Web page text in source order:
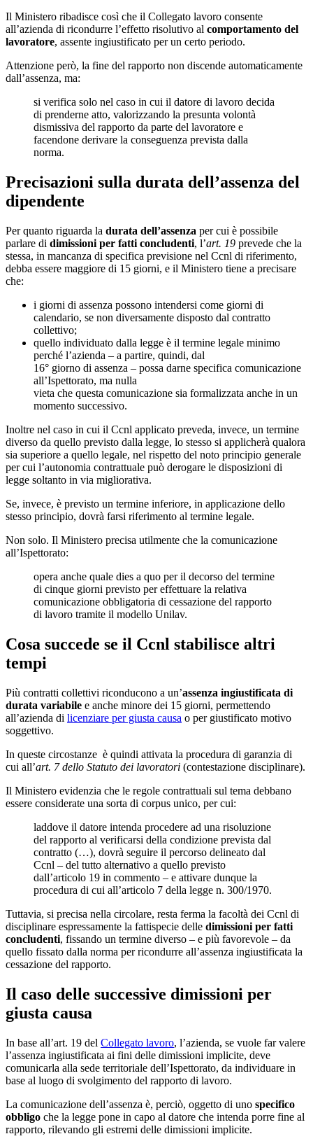
Il Ministero ribadisce così che il Collegato lavoro consente
all’azienda di ricondurre l’effetto risolutivo al comportamento del
lavoratore, assente ingiustificato per un certo periodo.
Attenzione però, la fine del rapporto non discende automaticamente
dall’assenza, ma:
si verifica solo nel caso in cui il datore di lavoro decida
di prenderne atto, valorizzando la presunta volontà
dismissiva del rapporto da parte del lavoratore e
facendone derivare la conseguenza prevista dalla
norma.
Precisazioni sulla durata dell’assenza del
dipendente
Per quanto riguarda la durata dell’assenza per cui è possibile
parlare di dimissioni per fatti concludenti, l’art. 19 prevede che la
stessa, in mancanza di specifica previsione nel Ccnl di riferimento,
debba essere maggiore di 15 giorni, e il Ministero tiene a precisare
che:
i giorni di assenza possono intendersi come giorni di
calendario, se non diversamente disposto dal contratto
collettivo;
quello individuato dalla legge è il termine legale minimo
perché l’azienda – a partire, quindi, dal
16° giorno di assenza – possa darne specifica comunicazione
all’Ispettorato, ma nulla
vieta che questa comunicazione sia formalizzata anche in un
momento successivo.
Inoltre nel caso in cui il Ccnl applicato preveda, invece, un termine
diverso da quello previsto dalla legge, lo stesso si applicherà qualora
sia superiore a quello legale, nel rispetto del noto principio generale
per cui l’autonomia contrattuale può derogare le disposizioni di
legge soltanto in via migliorativa.
Se, invece, è previsto un termine inferiore, in applicazione dello
stesso principio, dovrà farsi riferimento al termine legale.
Non solo. Il Ministero precisa utilmente che la comunicazione
all’Ispettorato:
opera anche quale dies a quo per il decorso del termine
di cinque giorni previsto per effettuare la relativa
comunicazione obbligatoria di cessazione del rapporto
di lavoro tramite il modello Unilav.
Cosa succede se il Ccnl stabilisce altri
tempi
Più contratti collettivi riconducono a un’assenza ingiustificata di
durata variabile e anche minore dei 15 giorni, permettendo
all’azienda di licenziare per giusta causa o per giustificato motivo
soggettivo.
In queste circostanze è quindi attivata la procedura di garanzia di
cui all’art. 7 dello Statuto dei lavoratori (contestazione disciplinare).
Il Ministero evidenzia che le regole contrattuali sul tema debbano
essere considerate una sorta di corpus unico, per cui:
laddove il datore intenda procedere ad una risoluzione
del rapporto al verificarsi della condizione prevista dal
contratto (…), dovrà seguire il percorso delineato dal
Ccnl – del tutto alternativo a quello previsto
dall’articolo 19 in commento – e attivare dunque la
procedura di cui all’articolo 7 della legge n. 300/1970.
Tuttavia, si precisa nella circolare, resta ferma la facoltà dei Ccnl di
disciplinare espressamente la fattispecie delle dimissioni per fatti
concludenti, fissando un termine diverso – e più favorevole – da
quello fissato dalla norma per ricondurre all’assenza ingiustificata la
cessazione del rapporto.
Il caso delle successive dimissioni per
giusta causa
In base all’art. 19 del Collegato lavoro, l’azienda, se vuole far valere
l’assenza ingiustificata ai fini delle dimissioni implicite, deve
comunicarla alla sede territoriale dell’Ispettorato, da individuare in
base al luogo di svolgimento del rapporto di lavoro.
La comunicazione dell’assenza è, perciò, oggetto di uno specifico
obbligo che la legge pone in capo al datore che intenda porre fine al
rapporto, rilevando gli estremi delle dimissioni implicite.